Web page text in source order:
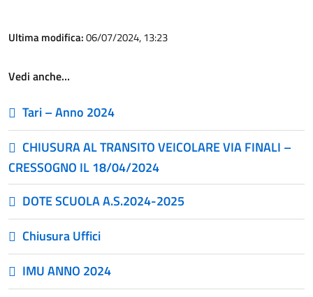
Ultima modifica:06/07/2024, 13:23
Vedi anche…
Tari – Anno 2024
CHIUSURA AL TRANSITO VEICOLARE VIA FINALI –
CRESSOGNO IL 18/04/2024
DOTE SCUOLA A.S.2024-2025
Chiusura Uffici
IMU ANNO 2024